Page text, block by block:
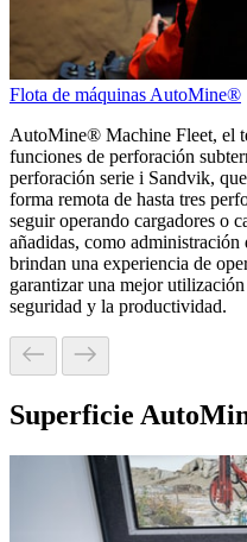
Flota de máquinas AutoMine®
AutoMine® Machine Fleet, el
funciones de perforación
perforación serie i Sandvik,
forma remota de hasta tres
seguir operando cargadores o
añadidas, como
brindan una experiencia de
garantizar una mejor
seguridad y la productividad.
Superficie